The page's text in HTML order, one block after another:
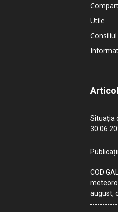
Utile
Situația
COD
august,